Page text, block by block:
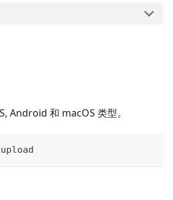
Android 和 macOS 类型。